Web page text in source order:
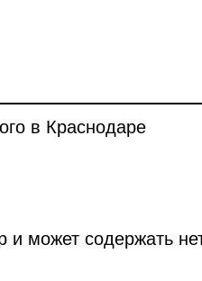
в Краснодаре
может содержать